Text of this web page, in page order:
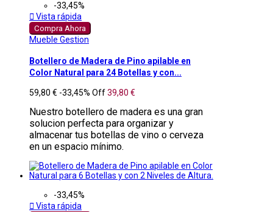
-33,45%
 Vista rápida
Compra Ahora
Mueble Gestion
Botellero de Madera de Pino apilable en
Color Natural para 24 Botellas y con...
59,80 € -33,45% Off39,80 €
Nuestro botellero de madera es una gran
solucion perfecta para organizar y
almacenar tus botellas de vino o cerveza
en un espacio mínimo.
-33,45%
 Vista rápida